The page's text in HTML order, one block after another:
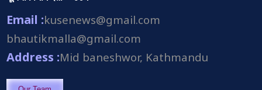
Email :kusenews@gmail.com
bhautikmalla@gmail.com
Address :Mid baneshwor, Kathmandu